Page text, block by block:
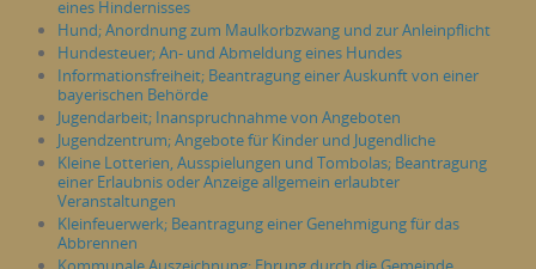
eines Hindernisses
Hund; Anordnung zum Maulkorbzwang und zur Anleinpflicht
Hundesteuer; An- und Abmeldung eines Hundes
Informationsfreiheit; Beantragung einer Auskunft von einer
bayerischen Behörde
Jugendarbeit; Inanspruchnahme von Angeboten
Jugendzentrum; Angebote für Kinder und Jugendliche
Kleine Lotterien, Ausspielungen und Tombolas; Beantragung
einer Erlaubnis oder Anzeige allgemein erlaubter
Veranstaltungen
Kleinfeuerwerk; Beantragung einer Genehmigung für das
Abbrennen